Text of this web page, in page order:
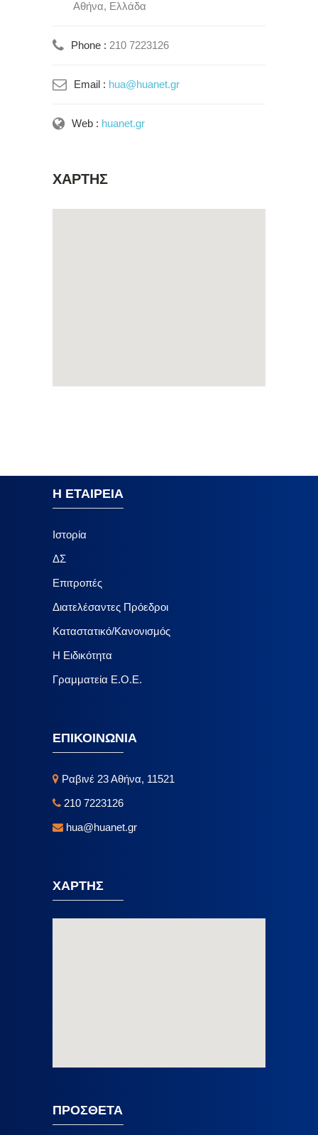
Αθήνα, Ελλάδα
Phone : 210 7223126
Email : hua@huanet.gr
Web : huanet.gr
ΧΑΡΤΗΣ
Η ΕΤΑΙΡΕΙΑ
Ιστορία
ΔΣ
Επιτροπές
Διατελέσαντες Πρόεδροι
Καταστατικό/Κανονισμός
Η Ειδικότητα
Γραμματεία Ε.Ο.Ε.
ΕΠΙΚΟΙΝΩΝΙΑ
Ραβινέ 23 Αθήνα, 11521
210 7223126
hua@huanet.gr
ΧΑΡΤΗΣ
ΠΡΟΣΘΕΤΑ